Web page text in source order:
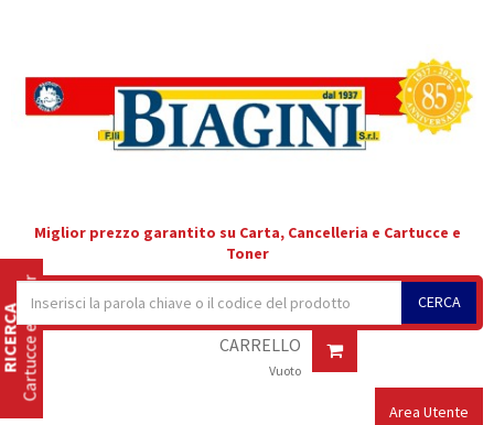
Miglior prezzo garantito su Carta, Cancelleria e Cartucce e
Toner
CERCA
CARRELLO
Vuoto
Area Utente
Cartucce e Toner